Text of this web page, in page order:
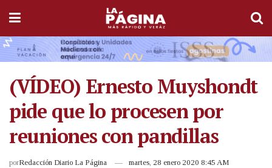
(VÍDEO) Ernesto Muyshondt
pide que lo procesen por
reuniones con pandillas
porRedacción Diario La Página martes, 28 enero 2020 8:45 AM